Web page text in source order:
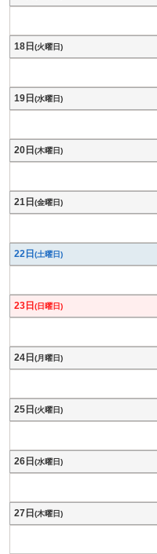
18日 (火曜日)
19日 (水曜日)
20日 (木曜日)
21日 (金曜日)
22日 (土曜日)
23日 (日曜日)
24日 (月曜日)
25日 (火曜日)
26日 (水曜日)
27日 (木曜日)